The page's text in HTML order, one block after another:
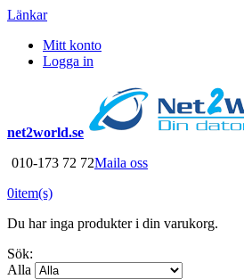
Länkar
Mitt konto
Logga in
net2world.se
010-173 72 72Maila oss
0item(s)
Du har inga produkter i din varukorg.
Sök:
Alla